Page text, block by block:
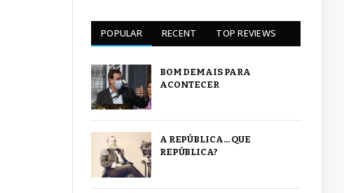
POPULAR RECENT TOP REVIEWS
BOM DEMAIS PARA
ACONTECER
A REPÚBLICA… QUE
REPÚBLICA?